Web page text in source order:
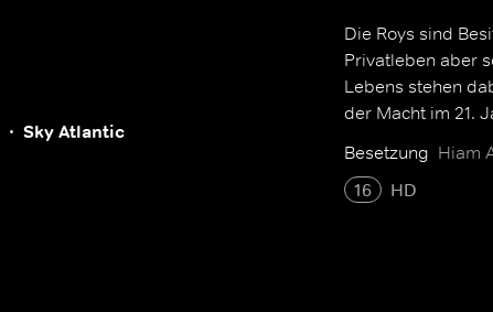
Sky Atlantic
Die Roys sind
Privatleben aber
Lebens stehen
der Macht im 21.
Besetzung Hiam
16
HD